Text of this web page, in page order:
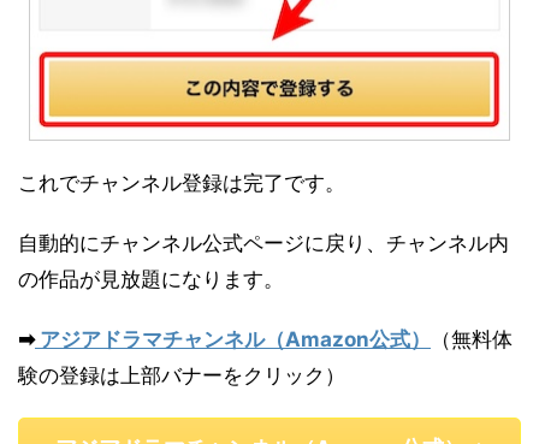
これでチャンネル登録は完了です。
自動的にチャンネル公式ページに戻り、チャンネル内
の作品が見放題になります。
➡アジアドラマチャンネル（Amazon公式）
（無料体
験の登録は上部バナーをクリック）